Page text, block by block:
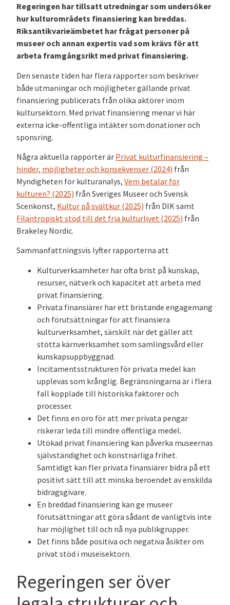
Regeringen har tillsatt utredningar som undersöker
hur kulturområdets finansiering kan breddas.
Riksantikvarieämbetet har frågat personer på
museer och annan expertis vad som krävs för att
arbeta framgångsrikt med privat finansiering.
Den senaste tiden har flera rapporter som beskriver
både utmaningar och möjligheter gällande privat
finansiering publicerats från olika aktörer inom
kultursektorn. Med privat finansiering menar vi här
externa icke-offentliga intäkter som donationer och
sponsring.
Några aktuella rapporter är Privat kulturfinansiering –
hinder, möjligheter och konsekvenser (2024) från
Myndigheten för kulturanalys, Vem betalar för
kulturen? (2025) från Sveriges Museer och Svensk
Scenkonst, Kultur på svältkur (2025) från DIKsamt
Filantropiskt stöd till det fria kulturlivet (2025) från
Brakeley Nordic.
Sammanfattningsvis lyfter rapporterna att
Kulturverksamheter har ofta brist på kunskap,
resurser, nätverk och kapacitet att arbeta med
privat finansiering.
Privata finansiärer har ett bristande engagemang
och förutsättningar för att finansiera
kulturverksamhet, särskilt när det gäller att
stötta kärnverksamhet som samlingsvård eller
kunskapsuppbyggnad.
Incitamentsstrukturen för privata medel kan
upplevas som krånglig. Begränsningarna är i flera
fall kopplade till historiska faktorer och
processer.
Det finns en oro för att mer privata pengar
riskerar leda till mindre offentliga medel.
Utökad privat finansiering kan påverka museernas
självständighet och konstnärliga frihet.
Samtidigt kan fler privata finansiärer bidra på ett
positivt sätt till att minska beroendet av enskilda
bidragsgivare.
En breddad finansiering kan ge museer
förutsättningar att göra sådant de vanligtvis inte
har möjlighet till och nå nya publikgrupper.
Det finns både positiva och negativa åsikter om
privat stöd i museisektorn.
Regeringen ser över